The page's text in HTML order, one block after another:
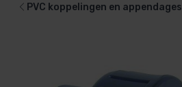
PVC koppelingen en appendages